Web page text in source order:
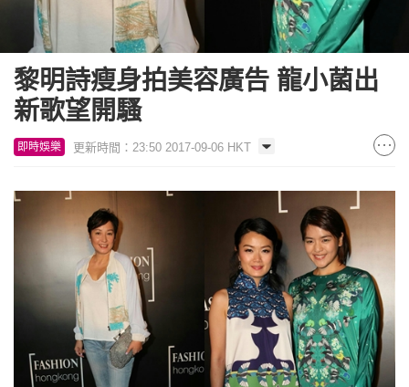
黎明詩瘦身拍美容廣告 龍小菌出
新歌望開騷
即時娛樂 更新時間：23:50 2017-09-06 HKT